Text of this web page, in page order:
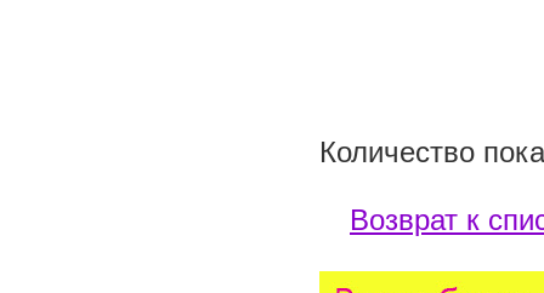
Количество
Возврат к